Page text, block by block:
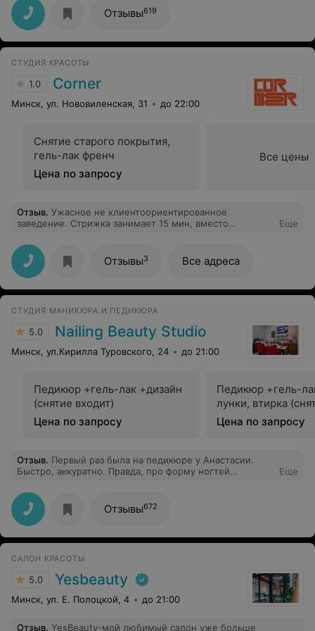
выполняет работу, вежливая и умеет поддержать
беседу( если этого Вам хочется)). Грамотная речь,
лаконичная в общении. Благодарю!
Отзывы619
СТУДИЯ КРАСОТЫ
1.0 Corner
Минск, ул. Нововиленская, 31 до 22:00
Снятие старого покрытия,
гель-лак френч
Цена по запросу
Все цены
Отзыв. Ужасное не клиентоориентированное
заведение. Стрижка занимает 15 мин, вместо
там, где должен быть ровный срез. Челка это просто
рваные сопли. Мои волосы выглядели до, точно лучше
чем после.
Еще
Отзывы3 Все адреса
СТУДИЯ МАНИКЮРА И ПЕДИКЮРА
5.0 Nailing Beauty Studio
Минск, ул.Кирилла Туровского, 24 до 21:00
Педикюр +гель-лак +дизайн
(снятие входит)
Цена по запросу
Педикюр +гель-
лунки, втирка
Цена по запросу
Отзыв. Первый раз была на педикюре у Анастасии.
Быстро, аккуратно. Правда, про форму ногтей
не ту:)
Еще
Отзывы672
САЛОН КРАСОТЫ
5.0 Yesbeauty
Минск, ул. Е. Полоцкой, 4 до 21:00
Отзыв. YesBeauty-мой любимый салон уже больше